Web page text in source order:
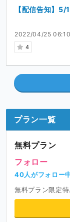
物、ゲームの
とかも掲載して
支援してく
用途としては
また、たくさ
作成にあてさ
2022/04/25 06:10
4
【配信告知】5/
プラン一覧
無料プラン
フォロー
40人がフォロー
無料プラン限定